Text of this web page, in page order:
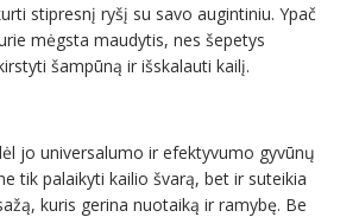
stipresnį ryšį su savo augintiniu. Ypač
mėgsta maudytis, nes šepetys
šampūną ir išskalauti kailį.
jo universalumo ir efektyvumo gyvūnų
tik palaikyti kailio švarą, bet ir suteikia
kuris gerina nuotaiką ir ramybę. Be